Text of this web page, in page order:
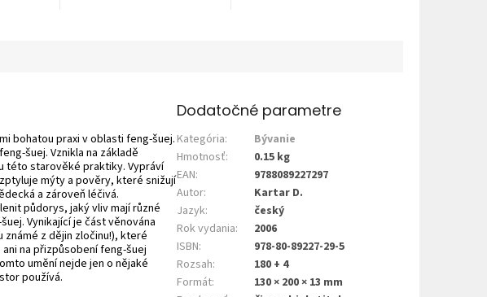
bohatou praxi v oblasti feng-šuej.
šuej. Vznikla na základě
této starověké praktiky. Vypráví
mýty a pověry, které snižují
a zároveň léčivá.
půdorys, jaký vliv mají různé
Vynikající je část věnována
z dějin zločinu!), které
na přizpůsobení feng-šuej
umění nejde jen o nějaké
používá.
Dodatočné parametre
Kategória:
Bývanie
Hmotnosť:
0.15 kg
EAN:
9788089227297
Autor:
Kartar D.
Jazyk:
český
Rok vydania:
2006
ISBN:
978-80-89227-29-5
Rozsah:
180 + 4
Formát:
130 × 200 × 13 mm